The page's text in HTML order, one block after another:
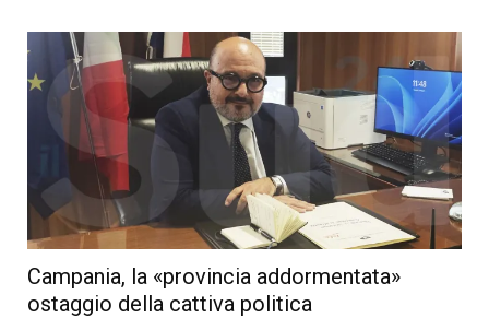
Campania, la «provincia addormentata»
ostaggio della cattiva politica